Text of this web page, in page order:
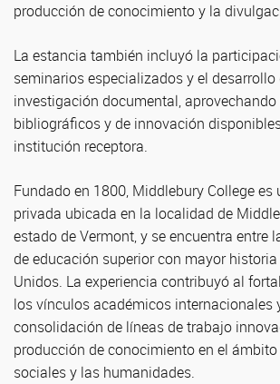
producción de conocimiento y la
La estancia también incluyó la
seminarios especializados y el desarrollo
investigación documental,
bibliográficos y de innovación
institución receptora.
Fundado en 1800, Middlebury College es
privada ubicada en la localidad de
estado de Vermont, y se encuentra entre
de educación superior con mayor
Unidos. La experiencia contribuyó al
los vínculos académicos internacionales
consolidación de líneas de trabajo
producción de conocimiento en el
sociales y las humanidades.